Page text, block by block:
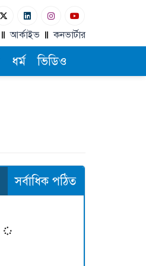
আর্কাইভ কনভার্টার
ধর্ম ভিডিও
সর্বাধিক পঠিত